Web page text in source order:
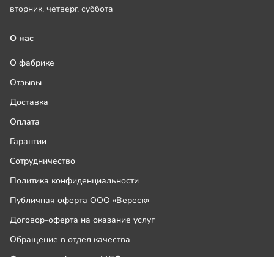
вторник, четверг, суббота
О нас
О фабрике
Отзывы
Доставка
Оплата
Гарантии
Сотрудничество
Политика конфиденциальности
Публичная оферта ООО «Вереск»
Договор-оферта на оказание услуг
Обращение в отдел качества